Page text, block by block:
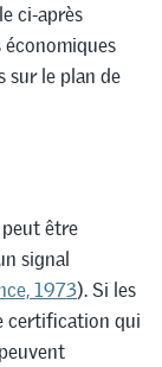
ci-après
sur le plan de
être
signal
1973). Si les
certification qui